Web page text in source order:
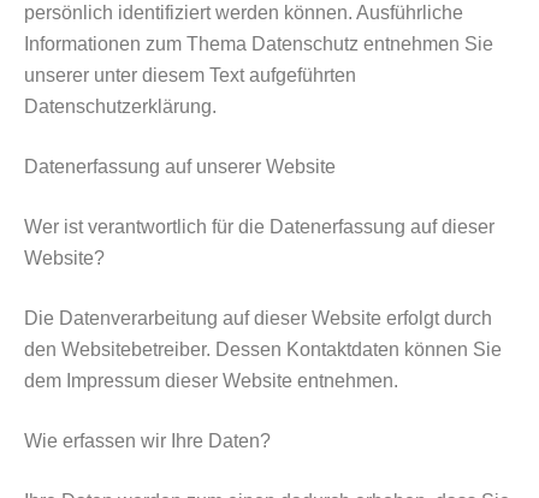
persönlich identifiziert werden können. Ausführliche
Informationen zum Thema Datenschutz entnehmen Sie
unserer unter diesem Text aufgeführten
Datenschutzerklärung.
Datenerfassung auf unserer Website
Wer ist verantwortlich für die Datenerfassung auf dieser
Website?
Die Datenverarbeitung auf dieser Website erfolgt durch
den Websitebetreiber. Dessen Kontaktdaten können Sie
dem Impressum dieser Website entnehmen.
Wie erfassen wir Ihre Daten?